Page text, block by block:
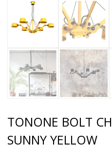
TONONE BOLT
SUNNY YELLOW